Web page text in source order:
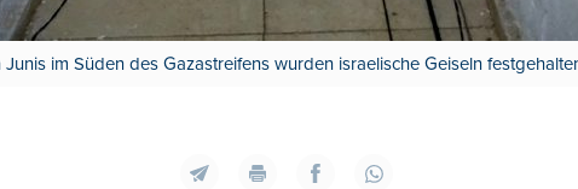
im Süden des Gazastreifens wurden israelische Geiseln